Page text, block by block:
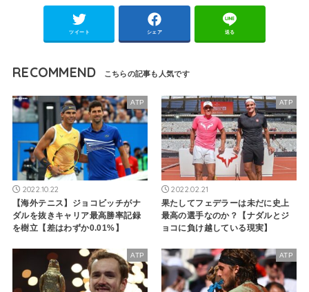
ツイート シェア 送る
RECOMMEND
ATP
2022.10.22
【海外テニス】ジョコビッチがナ
ダルを抜きキャリア最高勝率記録
を樹立【差はわずか0.01%】
ATP
2022.02.21
果たしてフェデラーは未だに史上
最高の選手なのか？【ナダルとジ
ョコに負け越している現実】
ATP ATP